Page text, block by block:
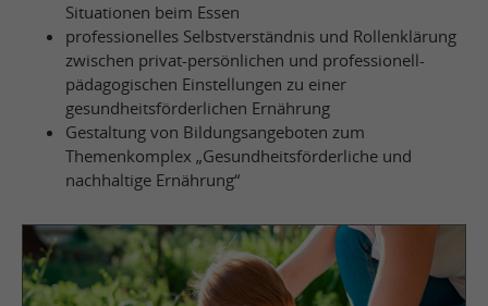
Situationen beim Essen
professionelles Selbstverständnis und Rollenklärung
zwischen privat-persönlichen und professionell-
pädagogischen Einstellungen zu einer
gesundheitsförderlichen Ernährung
Gestaltung von Bildungsangeboten zum
Themenkomplex „Gesundheitsförderliche und
nachhaltige Ernährung“